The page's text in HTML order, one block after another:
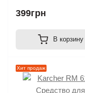
399грн
В корзину
Хит продаж